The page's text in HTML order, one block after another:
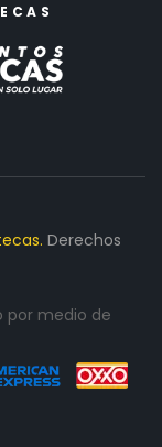
Derechos
por medio de